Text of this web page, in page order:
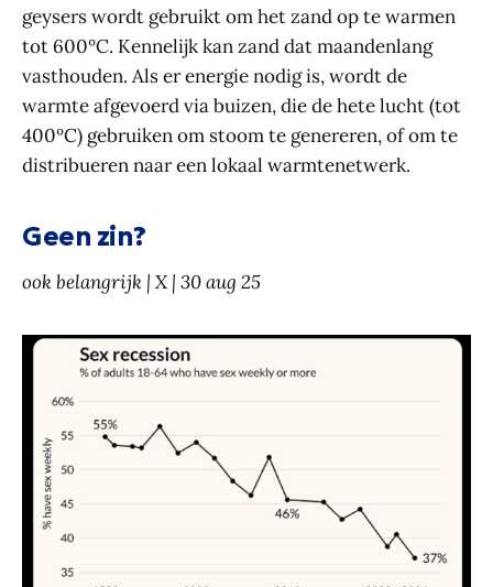
geysers wordt gebruikt om het zand op te warmen
tot 600ºC. Kennelijk kan zand dat maandenlang
vasthouden. Als er energie nodig is, wordt de
warmte afgevoerd via buizen, die de hete lucht (tot
400ºC) gebruiken om stoom te genereren, of om te
distribueren naar een lokaal warmtenetwerk.
Geen zin?
ook belangrijk | X | 30 aug 25